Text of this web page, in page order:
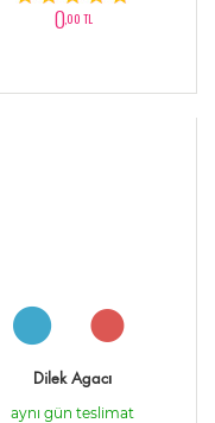
0,00 TL
Dilek Agacı
aynı gün teslimat